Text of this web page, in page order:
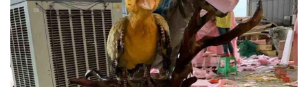
muntautomaat/Knop/Aangepast
Gebruik
Speeltuinen, musea, winkelcentra,
themaparken, tentoonstellingen, optredens